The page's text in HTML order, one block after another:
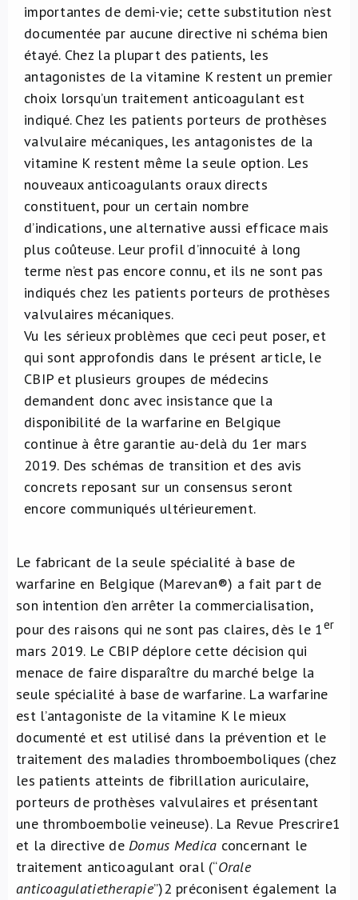
importantes de demi-vie; cette substitution n’est
documentée par aucune directive ni schéma bien
étayé. Chez la plupart des patients, les
antagonistes de la vitamine K restent un premier
choix lorsqu’un traitement anticoagulant est
indiqué. Chez les patients porteurs de prothèses
valvulaire mécaniques, les antagonistes de la
vitamine K restent même la seule option. Les
nouveaux anticoagulants oraux directs
constituent, pour un certain nombre
d’indications, une alternative aussi efficace mais
plus coûteuse. Leur profil d’innocuité à long
terme n’est pas encore connu, et ils ne sont pas
indiqués chez les patients porteurs de prothèses
valvulaires mécaniques.
Vu les sérieux problèmes que ceci peut poser, et
qui sont approfondis dans le présent article, le
CBIP et plusieurs groupes de médecins
demandent donc avec insistance que la
disponibilité de la warfarine en Belgique
continue à être garantie au-delà du 1er mars
2019. Des schémas de transition et des avis
concrets reposant sur un consensus seront
encore communiqués ultérieurement.
Le fabricant de la seule spécialité à base de
warfarine en Belgique (Marevan®) a fait part de
son intention d’en arrêter la commercialisation,
pour des raisons qui ne sont pas claires, dès le 1er
mars 2019. Le CBIP déplore cette décision qui
menace de faire disparaître du marché belge la
seule spécialité à base de warfarine. La warfarine
est l’antagoniste de la vitamine K le mieux
documenté et est utilisé dans la prévention et le
traitement des maladies thromboemboliques (chez
les patients atteints de fibrillation auriculaire,
porteurs de prothèses valvulaires et présentant
une thromboembolie veineuse). La Revue Prescrire1
et la directive deDomus Medica concernant le
traitement anticoagulant oral (“Orale
anticoagulatietherapie”)2 préconisent également la